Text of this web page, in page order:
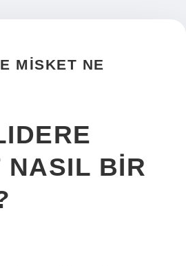
MISKET NE
NASIL BIR